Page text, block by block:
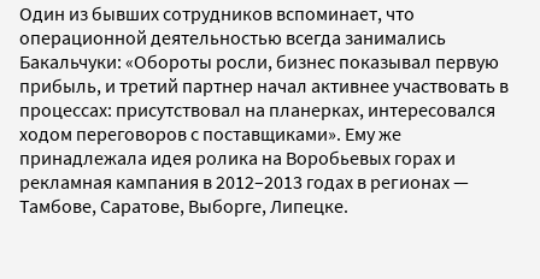
Один из бывших сотрудников вспоминает, что
операционной деятельностью всегда занимались
Бакальчуки: «Обороты росли, бизнес показывал первую
прибыль, и третий партнер начал активнее участвовать в
процессах: присутствовал на планерках, интересовался
ходом переговоров с поставщиками». Ему же
принадлежала идея ролика на Воробьевых горах и
рекламная кампания в 2012–2013 годах в регионах —
Тамбове, Саратове, Выборге, Липецке.